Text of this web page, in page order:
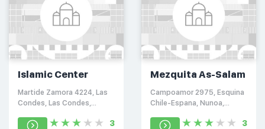
Islamic Center
Martide Zamora 4224, Las
Condes, Las Condes,
3
Mezquita As-Salam
Campoamor 2975, Esquina
Chile-Espana, Nunoa,
Metropolitana
3